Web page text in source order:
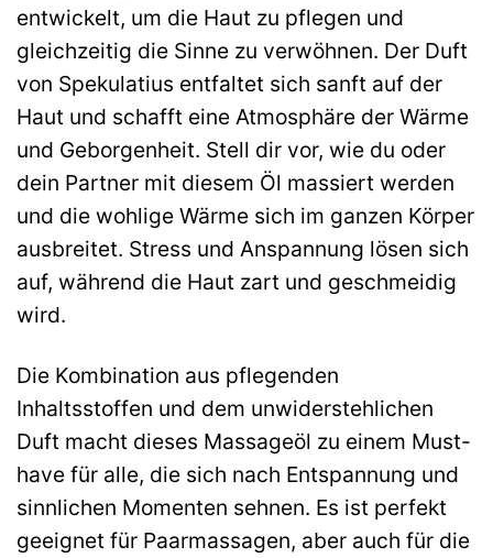
entwickelt, um die Haut zu pflegen und
gleichzeitig die Sinne zu verwöhnen. Der Duft
von Spekulatius entfaltet sich sanft auf der
Haut und schafft eine Atmosphäre der Wärme
und Geborgenheit. Stell dir vor, wie du oder
dein Partner mit diesem Öl massiert werden
und die wohlige Wärme sich im ganzen Körper
ausbreitet. Stress und Anspannung lösen sich
auf, während die Haut zart und geschmeidig
wird.
Die Kombination aus pflegenden
Inhaltsstoffen und dem unwiderstehlichen
Duft macht dieses Massageöl zu einem Must-
have für alle, die sich nach Entspannung und
sinnlichen Momenten sehnen. Es ist perfekt
geeignet für Paarmassagen, aber auch für die